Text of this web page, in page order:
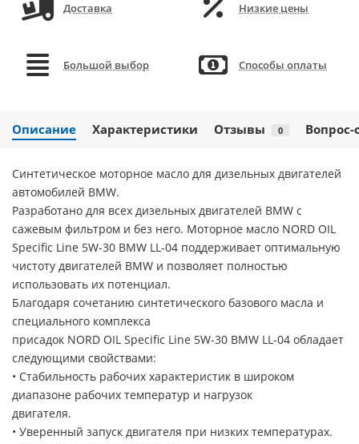
Доставка Низкие цены
Большой выбор Способы оплаты
Описание Характеристики Отзывы 0 Вопрос-
Синтетическое моторное масло для дизельных двигателей
автомобилей BMW.
Разработано для всех дизельных двигателей BMW с
сажевым фильтром и без него. Моторное масло NORD OIL
Specific Line 5W-30 BMW LL-04 поддерживает оптимальную
чистоту двигателей BMW и позволяет полностью
использовать их потенциал.
Благодаря сочетанию синтетического базового масла и
специального комплекса
присадок NORD OIL Specific Line 5W-30 BMW LL-04 обладает
следующими свойствами:
• Стабильность рабочих характеристик в широком
диапазоне рабочих температур и нагрузок
двигателя.
• Уверенный запуск двигателя при низких температурах.